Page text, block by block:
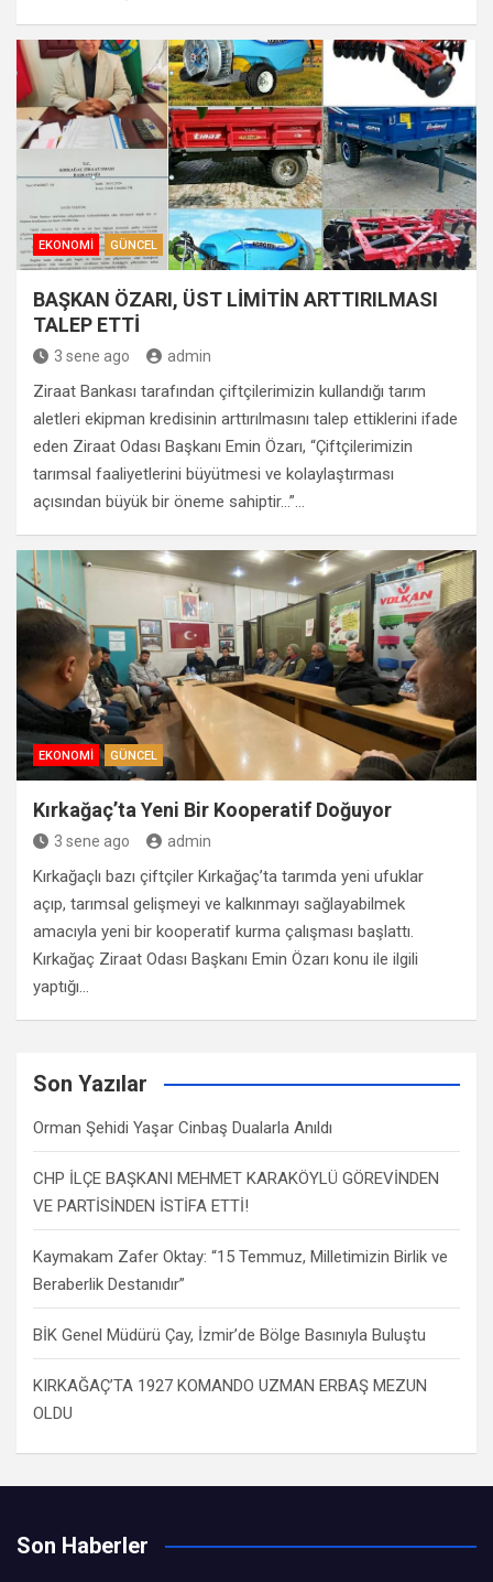
EKONOMI GÜNCEL
BAŞKAN ÖZARI, ÜST LİMİTİN ARTTIRILMASI
TALEP ETTİ
3 sene ago admin
Ziraat Bankası tarafından çiftçilerimizin kullandığı tarım
aletleri ekipman kredisinin arttırılmasını talep ettiklerini ifade
eden Ziraat Odası Başkanı Emin Özarı, “Çiftçilerimizin
tarımsal faaliyetlerini büyütmesi ve kolaylaştırması
açısından büyük bir öneme sahiptir…”…
EKONOMI GÜNCEL
Kırkağaç’ta Yeni Bir Kooperatif Doğuyor
3 sene ago admin
Kırkağaçlı bazı çiftçiler Kırkağaç’ta tarımda yeni ufuklar
açıp, tarımsal gelişmeyi ve kalkınmayı sağlayabilmek
amacıyla yeni bir kooperatif kurma çalışması başlattı.
Kırkağaç Ziraat Odası Başkanı Emin Özarı konu ile ilgili
yaptığı…
Son Yazılar
Orman Şehidi Yaşar Cinbaş Dualarla Anıldı
CHP İLÇE BAŞKANI MEHMET KARAKÖYLÜ GÖREVİNDEN
VE PARTİSİNDEN İSTİFA ETTİ!
Kaymakam Zafer Oktay: “15 Temmuz, Milletimizin Birlik ve
Beraberlik Destanıdır”
BİK Genel Müdürü Çay, İzmir’de Bölge Basınıyla Buluştu
KIRKAĞAÇ’TA 1927 KOMANDO UZMAN ERBAŞ MEZUN
OLDU
Son Haberler